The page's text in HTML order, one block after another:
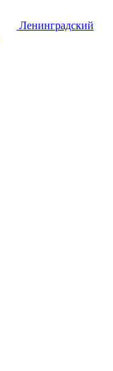
Ленинградский